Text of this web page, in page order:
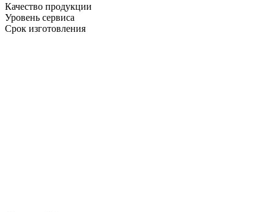
Качество продукции
Уровень сервиса
Срок изготовления